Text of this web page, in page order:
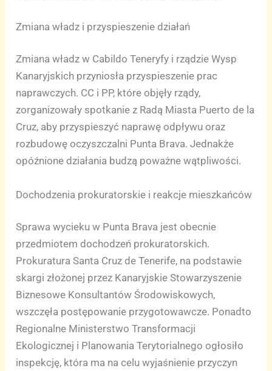
Zmiana władz i przyspieszenie działań
Zmiana władz w Cabildo Teneryfy i rządzie Wysp
Kanaryjskich przyniosła przyspieszenie prac
naprawczych. CC i PP, które objęły rządy,
zorganizowały spotkanie z Radą Miasta Puerto de la
Cruz, aby przyspieszyć naprawę odpływu oraz
rozbudowę oczyszczalni Punta Brava. Jednakże
opóźnione działania budzą poważne wątpliwości.
Dochodzenia prokuratorskie i reakcje mieszkańców
Sprawa wycieku w Punta Brava jest obecnie
przedmiotem dochodzeń prokuratorskich.
Prokuratura Santa Cruz de Tenerife, na podstawie
skargi złożonej przez Kanaryjskie Stowarzyszenie
Biznesowe Konsultantów Środowiskowych,
wszczęła postępowanie przygotowawcze. Ponadto
Regionalne Ministerstwo Transformacji
Ekologicznej i Planowania Terytorialnego ogłosiło
inspekcję, która ma na celu wyjaśnienie przyczyn